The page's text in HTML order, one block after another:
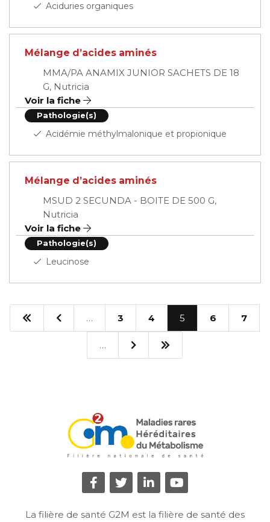
Aciduries organiques
Mélange d’acides aminés
MMA/PA ANAMIX JUNIOR SACHETS DE 18
G, Nutricia
Voir la fiche
Pathologie(s)
Acidémie méthylmalonique et propionique
Mélange d’acides aminés
MSUD 2 SECUNDA - BOITE DE 500 G,
Nutricia
Voir la fiche
Pathologie(s)
Leucinose
… 3 4 5 6 7
…
La filière de santé G2M est la filière de santé des